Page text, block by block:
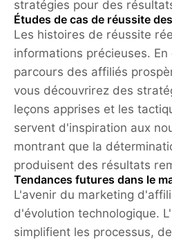
stratégies pour des
Études de cas de réussite
Les histoires de réussite
informations précieuses. En
parcours des affiliés
vous découvrirez des
leçons apprises et les
servent d'inspiration aux
montrant que la
produisent des résultats
Tendances futures dans le
L'avenir du marketing
d'évolution technologique.
simplifient les processus,